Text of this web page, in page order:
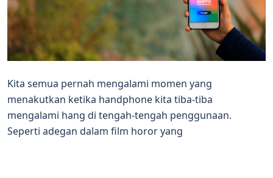
Kita semua pernah mengalami momen yang
menakutkan ketika handphone kita tiba-tiba
mengalami hang di tengah-tengah penggunaan.
Seperti adegan dalam film horor yang